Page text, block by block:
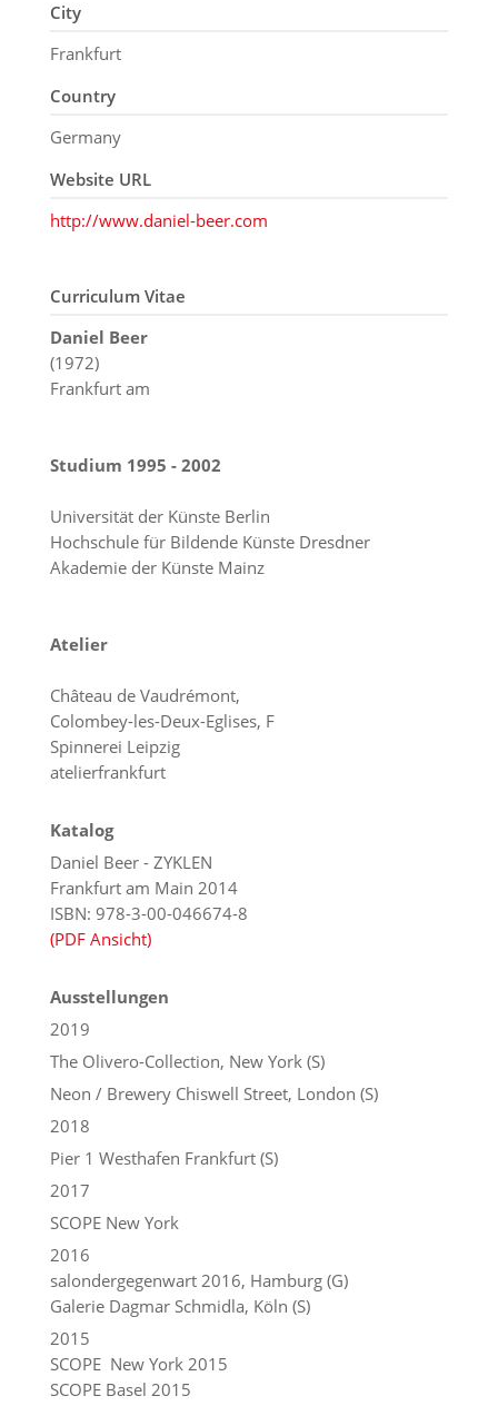
City
Frankfurt
Country
Germany
Website URL
http://www.daniel-beer.com
Curriculum Vitae
Daniel Beer
(1972)
Frankfurt am
Studium 1995 - 2002
Universität der Künste Berlin
Hochschule für Bildende Künste Dresdner
Akademie der Künste Mainz
Atelier
Château de Vaudrémont,
Colombey-les-Deux-Eglises, F
Spinnerei Leipzig
atelierfrankfurt
Katalog
Daniel Beer - ZYKLEN
Frankfurt am Main 2014
ISBN: 978-3-00-046674-8
(PDF Ansicht)
Ausstellungen
2019
The Olivero-Collection, New York (S)
Neon / Brewery Chiswell Street, London (S)
2018
Pier 1 Westhafen Frankfurt (S)
2017
SCOPE New York
2016
salondergegenwart 2016, Hamburg (G)
Galerie Dagmar Schmidla, Köln (S)
2015
SCOPE New York 2015
SCOPE Basel 2015